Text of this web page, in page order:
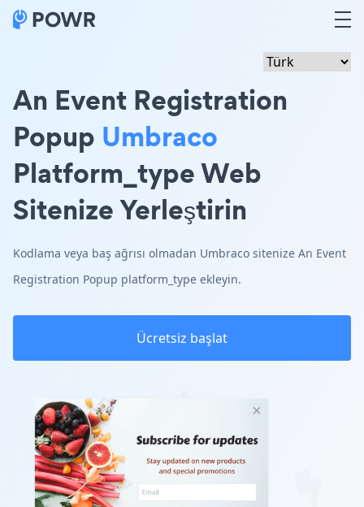
An Event Registration
Popup Umbraco
Platform_type Web
Sitenize Yerleştirin
Kodlama veya baş ağrısı olmadan Umbraco sitenize An Event
Registration Popup platform_type ekleyin.
Ücretsiz başlat